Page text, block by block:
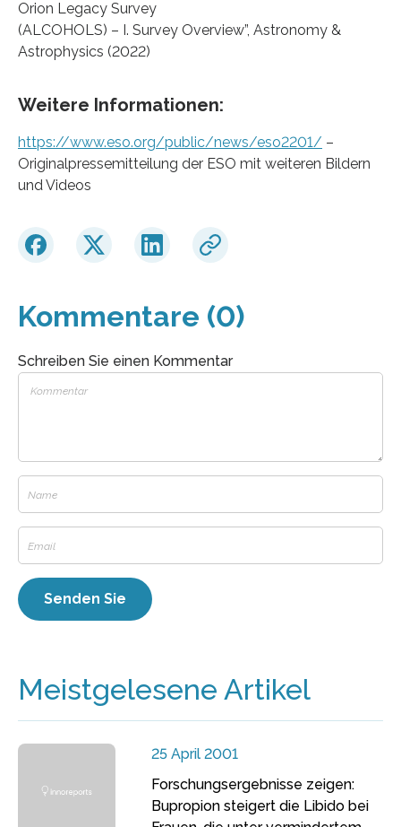
Orion Legacy Survey
(ALCOHOLS) – I. Survey Overview”, Astronomy &
Astrophysics (2022)
Weitere Informationen:
https://www.eso.org/public/news/eso2201/ –
Originalpressemitteilung der ESO mit weiteren Bildern
und Videos
Kommentare (0)
Schreiben Sie einen Kommentar
Meistgelesene Artikel
25 April 2001
Forschungsergebnisse zeigen:
Bupropion steigert die Libido bei